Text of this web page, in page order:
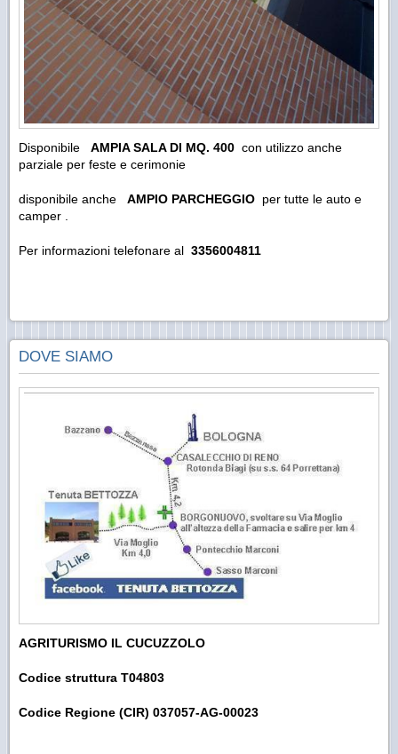
Disponibile AMPIA SALA DI MQ. 400 con utilizzo anche
parziale per feste e cerimonie
disponibile anche AMPIO PARCHEGGIO per tutte le auto e
camper .
Per informazioni telefonare al 3356004811
DOVE SIAMO
AGRITURISMO IL CUCUZZOLO
Codice struttura T04803
Codice Regione (CIR) 037057-AG-00023